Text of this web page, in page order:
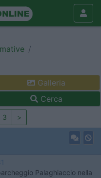
Galleria
Cerca
3 >
Palaghiaccio nella